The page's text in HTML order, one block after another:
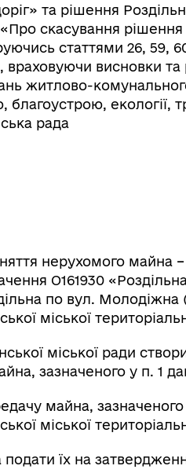
Радіаційний фон
та рішення
скасування рішення
статтями 26, 59,
враховуючи висновки та
житлово-
екології,
рада
нерухомого майна –
О161930
по вул. Молодіжна
міської
міської ради
зазначеного у п. 1
майна,
міської
подати їх на